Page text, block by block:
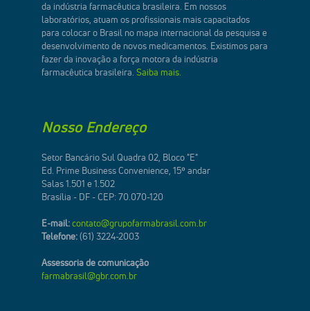
da indústria farmacêutica brasileira. Em nossos
laboratórios, atuam os profissionais mais capacitados
para colocar o Brasil no mapa internacional da pesquisa e
desenvolvimento de novos medicamentos. Existimos para
fazer da inovação a força motora da indústria
farmacêutica brasileira. Saiba mais.
Nosso Endereço
Setor Bancário Sul Quadra 02, Bloco "E"
Ed. Prime Business Convenience, 15º andar
Salas 1.501 e 1.502
Brasília - DF - CEP: 70.070-120
E-mail:contato@grupofarmabrasil.com.br
Telefone:(61) 3224-2003
Assessoria de comunicação
farmabrasil@gbr.com.br